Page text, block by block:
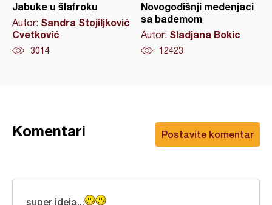
Jabuke u šlafroku
Autor: Sandra Stojiljković
Cvetković
3014
Novogodišnji medenjaci
sa bademom
Autor: Sladjana Bokic
12423
Postavite komentar
Komentari
super ideja...